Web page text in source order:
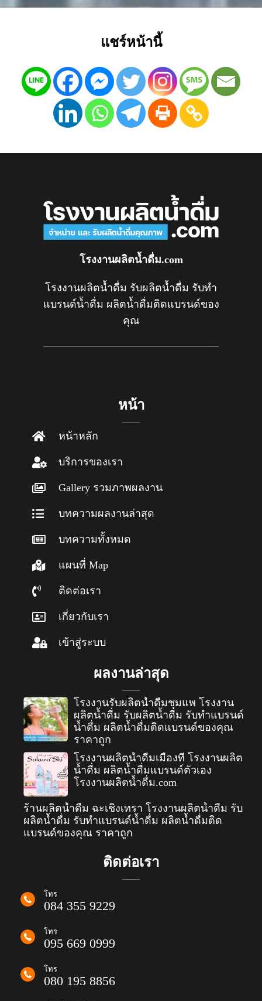
แชร์หน้านี้
โรงงานผลิตน้ำดื่ม.com
โรงงานผลิตน้ำดื่ม รับผลิตน้ำดื่ม รับทำ
แบรนด์น้ำดื่ม ผลิตน้ำดื่มติดแบรนด์ของ
คุณ
หน้า
หน้าหลัก
บริการของเรา
Gallery รวมภาพผลงาน
บทความผลงานล่าสุด
บทความทั้งหมด
แผนที่ Map
ติดต่อเรา
เกี่ยวกับเรา
เข้าสู่ระบบ
ผลงานล่าสุด
โรงงานรับผลิตน้ำดื่มชุมแพ โรงงาน
ผลิตน้ำดื่ม รับผลิตน้ำดื่ม รับทำแบรนด์
น้ำดื่ม ผลิตน้ำดื่มติดแบรนด์ของคุณ
ราคาถูก
โรงงานผลิตน้ำดื่มเมืองที โรงงานผลิต
น้ำดื่ม ผลิตน้ำดื่มแบรนด์ตัวเอง
โรงงานผลิตน้ำดื่ม.com
ร้านผลิตน้ำดื่ม ฉะเชิงเทรา โรงงานผลิตน้ำดื่ม รับ
ผลิตน้ำดื่ม รับทำแบรนด์น้ำดื่ม ผลิตน้ำดื่มติด
แบรนด์ของคุณ ราคาถูก
ติดต่อเรา
โทร
084 355 9229
โทร
095 669 0999
โทร
080 195 8856